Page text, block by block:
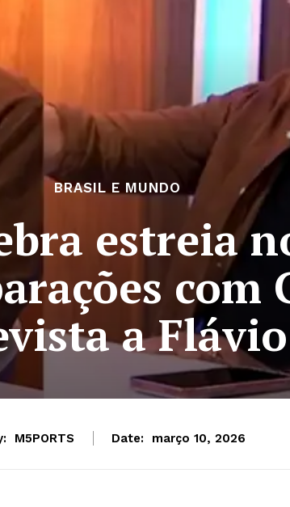
BRASIL E MUNDO
estreia
com
a
M5PORTS Date: março 10, 2026